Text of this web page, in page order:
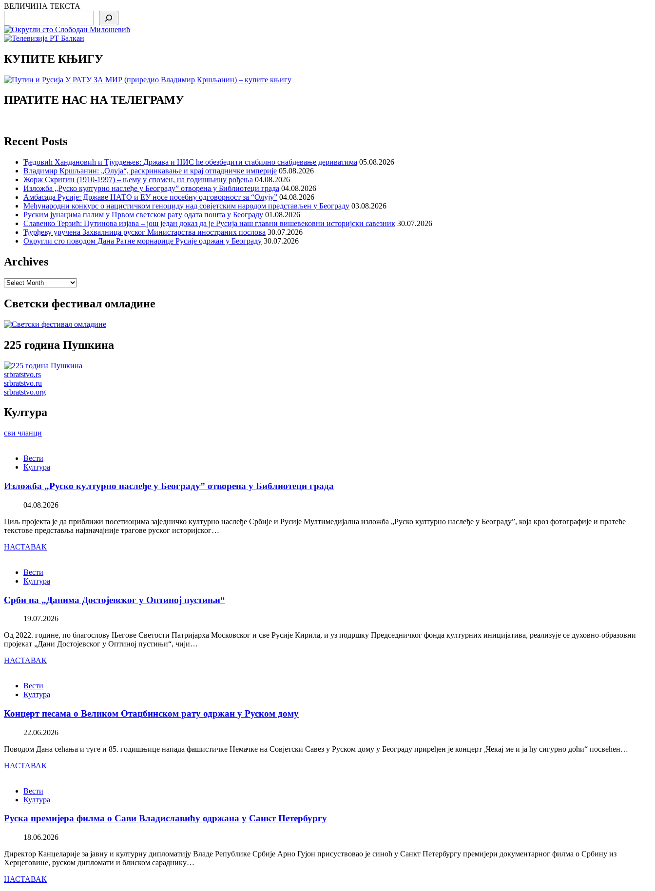
ВЕЛИЧИНА ТЕКСТА
КУПИТЕ КЊИГУ
ПРАТИТЕ НАС НА ТЕЛЕГРАМУ
Recent Posts
Ђедовић Хандановић и Тјурдењев: Држава и НИС ће обезбедити стабилно снабдевање дериватима 05.08.2026
Владимир Кршљанин: „Олуја“, раскринкавање и крај отпадничке империје 05.08.2026
Жорж Скригин (1910-1997) – њему у спомен, на годишњицу рођења 04.08.2026
Изложба „Руско културно наслеђе у Београду” отворена у Библиотеци града 04.08.2026
Амбасада Русије: Државе НАТО и ЕУ носе посебну одговорност за “Олују” 04.08.2026
Међународни конкурс о нацистичком геноциду над совјетским народом представљен у Београду 03.08.2026
Руским јунацима палим у Првом светском рату одата пошта у Београду 01.08.2026
Славенко Терзић: Путинова изјава – још један доказ да је Русија наш главни вишевековни историјски савезник 30.07.2026
Ђурђеву уручена Захвалница руског Министарства иностраних послова 30.07.2026
Округли сто поводом Дана Ратне морнарице Русије одржан у Београду 30.07.2026
Archives
Archives
Светски фестивал омладине
225 година Пушкина
srbratstvo.rs
srbratstvo.ru
srbratstvo.org
Култура
сви чланци
Вести
Култура
Изложба „Руско културно наслеђе у Београду” отворена у Библиотеци града
04.08.2026
Циљ пројекта је да приближи посетиоцима заједничко културно наслеђе Србије и Русије Мултимедијална изложба „Руско културно наслеђе у Београду”, која кроз фотографије и пратеће
текстове представља најзначајније трагове руског историјског…
НАСТАВАК
Вести
Култура
Срби на „Данима Достојевског у Оптиној пустињи“
19.07.2026
Од 2022. године, по благослову Његове Светости Патријарха Московског и све Русије Кирила, и уз подршку Председничког фонда културних иницијатива, реализује се духовно-образовни
пројекат „Дани Достојевског у Оптиној пустињи“, чији…
НАСТАВАК
Вести
Култура
Концерт песама о Великом Отаџбинском рату одржан у Руском дому
22.06.2026
Поводом Дана сећања и туге и 85. годишњице напада фашистичке Немачке на Совјетски Савез у Руском дому у Београду приређен је концерт „Чекај ме и ја ћу сигурно доћи“ посвећен…
НАСТАВАК
Вести
Култура
Руска премијера филма о Сави Владиславићу одржана у Санкт Петербургу
18.06.2026
Директор Канцеларије за јавну и културну дипломатију Владе Републике Србије Арно Гујон присуствовао је синоћ у Санкт Петербургу премијери документарног филма о Србину из
Херцеговине, руском дипломати и блиском сараднику…
НАСТАВАК